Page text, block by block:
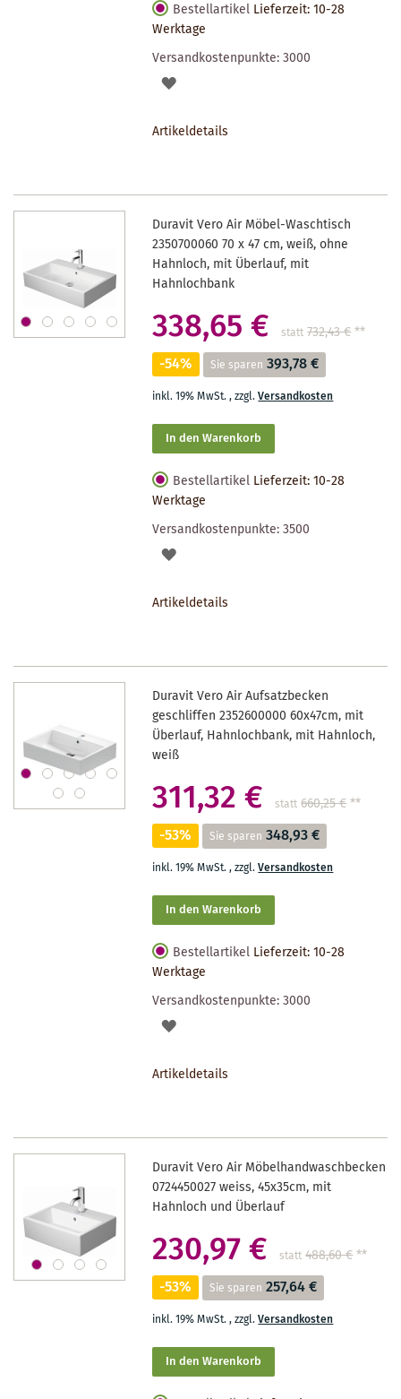
Bestellartikel Lieferzeit: 10-28
Werktage
Versandkostenpunkte:3000
AUF
Artikeldetails
Duravit Vero Air Möbel-Waschtisch
2350700060 70 x 47 cm, weiß, ohne
Hahnloch, mit Überlauf, mit
Hahnlochbank
338,65 € statt 732,43 €**
-54% Sie sparen 393,78 €
inkl. 19% MwSt.,zzgl.Versandkosten
In den Warenkorb
Bestellartikel Lieferzeit: 10-28
Werktage
Versandkostenpunkte:3500
AUF
Artikeldetails
Duravit Vero Air Aufsatzbecken
geschliffen 2352600000 60x47cm, mit
Überlauf, Hahnlochbank, mit Hahnloch,
weiß
311,32 € statt 660,25 €**
-53% Sie sparen 348,93 €
inkl. 19% MwSt.,zzgl.Versandkosten
In den Warenkorb
Bestellartikel Lieferzeit: 10-28
Werktage
Versandkostenpunkte:3000
AUF
Artikeldetails
Duravit Vero Air Möbelhandwaschbecken
0724450027 weiss, 45x35cm, mit
Hahnloch und Überlauf
230,97 € statt 488,60 €**
-53% Sie sparen 257,64 €
inkl. 19% MwSt.,zzgl.Versandkosten
In den Warenkorb